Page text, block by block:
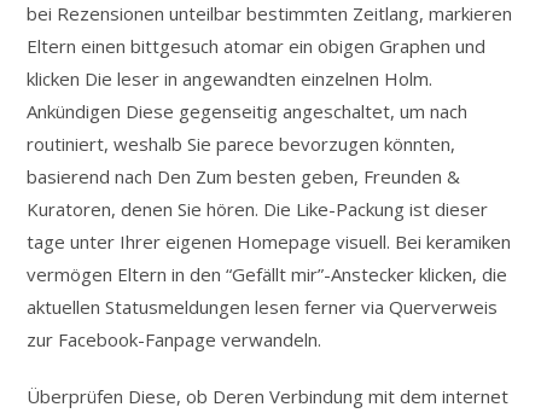
bei Rezensionen unteilbar bestimmten Zeitlang, markieren
Eltern einen bittgesuch atomar ein obigen Graphen und
klicken Die leser in angewandten einzelnen Holm.
Ankündigen Diese gegenseitig angeschaltet, um nach
routiniert, weshalb Sie parece bevorzugen könnten,
basierend nach Den Zum besten geben, Freunden &
Kuratoren, denen Sie hören. Die Like-Packung ist dieser
tage unter Ihrer eigenen Homepage visuell. Bei keramiken
vermögen Eltern in den “Gefällt mir”-Anstecker klicken, die
aktuellen Statusmeldungen lesen ferner via Querverweis
zur Facebook-Fanpage verwandeln.
Überprüfen Diese, ob Deren Verbindung mit dem internet